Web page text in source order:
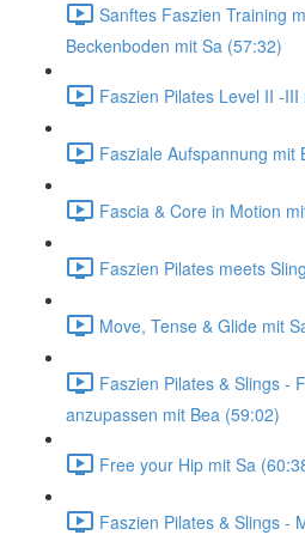
Sanftes Faszien Training
Beckenboden mit Sa (57:32)
Faszien Pilates Level II -
Fasziale Aufspannung mit
Fascia & Core in Motion
Faszien Pilates meets
Move, Tense & Glide mit
Faszien Pilates & Slings -
anzupassen mit Bea (59:02)
Free your Hip mit Sa
Faszien Pilates & Slings -